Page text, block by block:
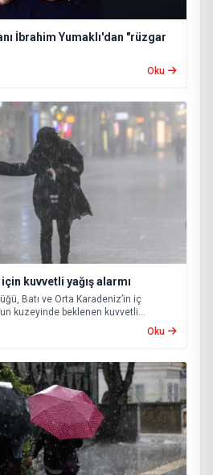
İbrahim Yumaklı'dan "rüzgar
Oku
kuvvetli yağış alarmı
Batı ve Orta Karadeniz’in iç
kuzeyinde beklenen kuvvetli
“sarı” kodlu uyarı yayımladı.
Oku